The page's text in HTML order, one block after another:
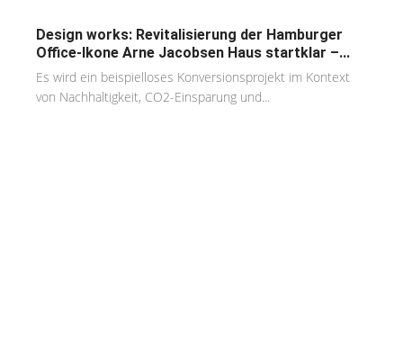
Design works: Revitalisierung der Hamburger
Office-Ikone Arne Jacobsen Haus startklar –...
Es wird ein beispielloses Konversionsprojekt im Kontext
von Nachhaltigkeit, CO2-Einsparung und...